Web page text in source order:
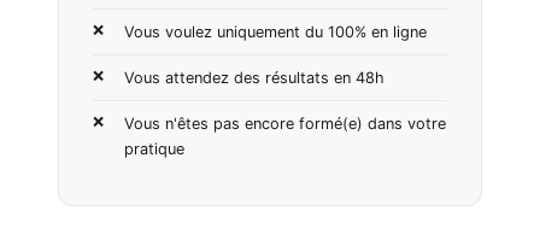
Vous voulez uniquement du 100% en ligne
Vous attendez des résultats en 48h
Vous n'êtes pas encore formé(e) dans votre
pratique